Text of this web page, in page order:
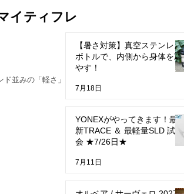
イティフレ
並みの「軽さ」
【暑さ対策】真空ステンレス
ボトルで、内側から身体を冷
やす！
7月18日
YONEXがやってきます！最
新TRACE ＆ 最軽量SLD 試乗
会 ★7/26日★
7月11日